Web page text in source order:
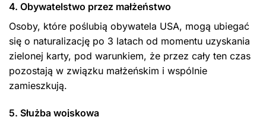
4. Obywatelstwo przez małżeństwo
Osoby, które poślubią obywatela USA, mogą ubiegać
się o naturalizację po 3 latach od momentu uzyskania
zielonej karty, pod warunkiem, że przez cały ten czas
pozostają w związku małżeńskim i wspólnie
zamieszkują.
5. Służba wojskowa